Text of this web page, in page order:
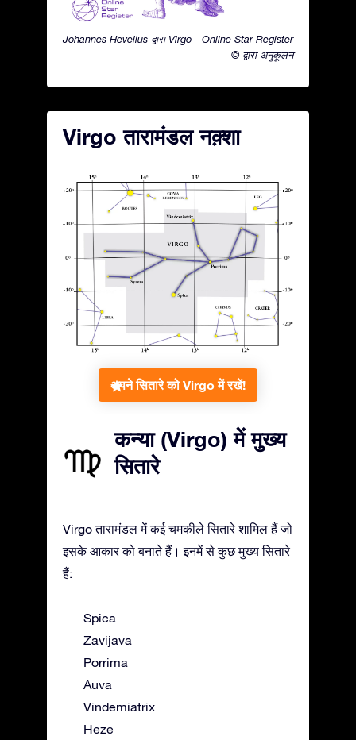
Johannes Hevelius द्वारा Virgo - Online Star Register
© द्वारा अनुकूलन
Virgo तारामंडल नक़्शा
अपने सितारे को Virgo में रखें!
कन्या (Virgo) में मुख्य
सितारे
Virgo तारामंडल में कई चमकीले सितारे शामिल हैं जो
इसके आकार को बनाते हैं। इनमें से कुछ मुख्य सितारे
हैं:
Spica
Zavijava
Porrima
Auva
Vindemiatrix
Heze